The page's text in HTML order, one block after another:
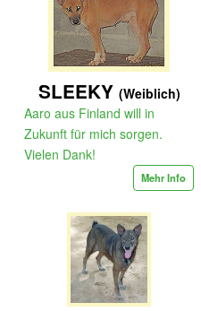
SLEEKY (Weiblich)
Aaro aus Finland will in
Zukunft für mich sorgen.
Vielen Dank!
Mehr Info